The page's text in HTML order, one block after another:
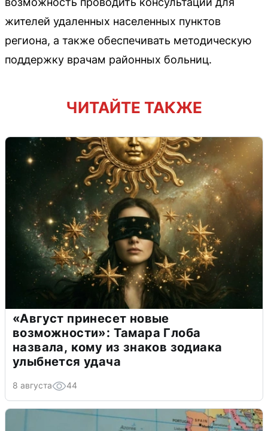
жителей удаленных населенных пунктов
региона, а также обеспечивать методическую
поддержку врачам районных больниц.
ЧИТАЙТЕ ТАКЖЕ
«Август принесет новые
возможности»: Тамара Глоба
назвала, кому из знаков зодиака
улыбнется удача
8 августа 44